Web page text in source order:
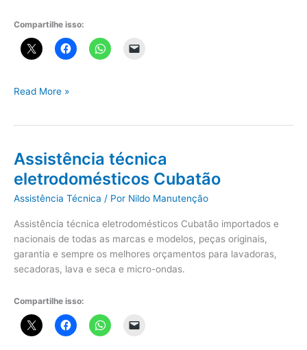
Compartilhe isso:
Assistência
Grande
Read More »
Assistência técnica
eletrodomésticos Cubatão
Assistência Técnica / Por Nildo Manutenção
Assistência técnica eletrodomésticos Cubatão importados e
nacionais de todas as marcas e modelos, peças originais,
garantia e sempre os melhores orçamentos para lavadoras,
secadoras, lava e seca e micro-ondas.
Compartilhe isso: